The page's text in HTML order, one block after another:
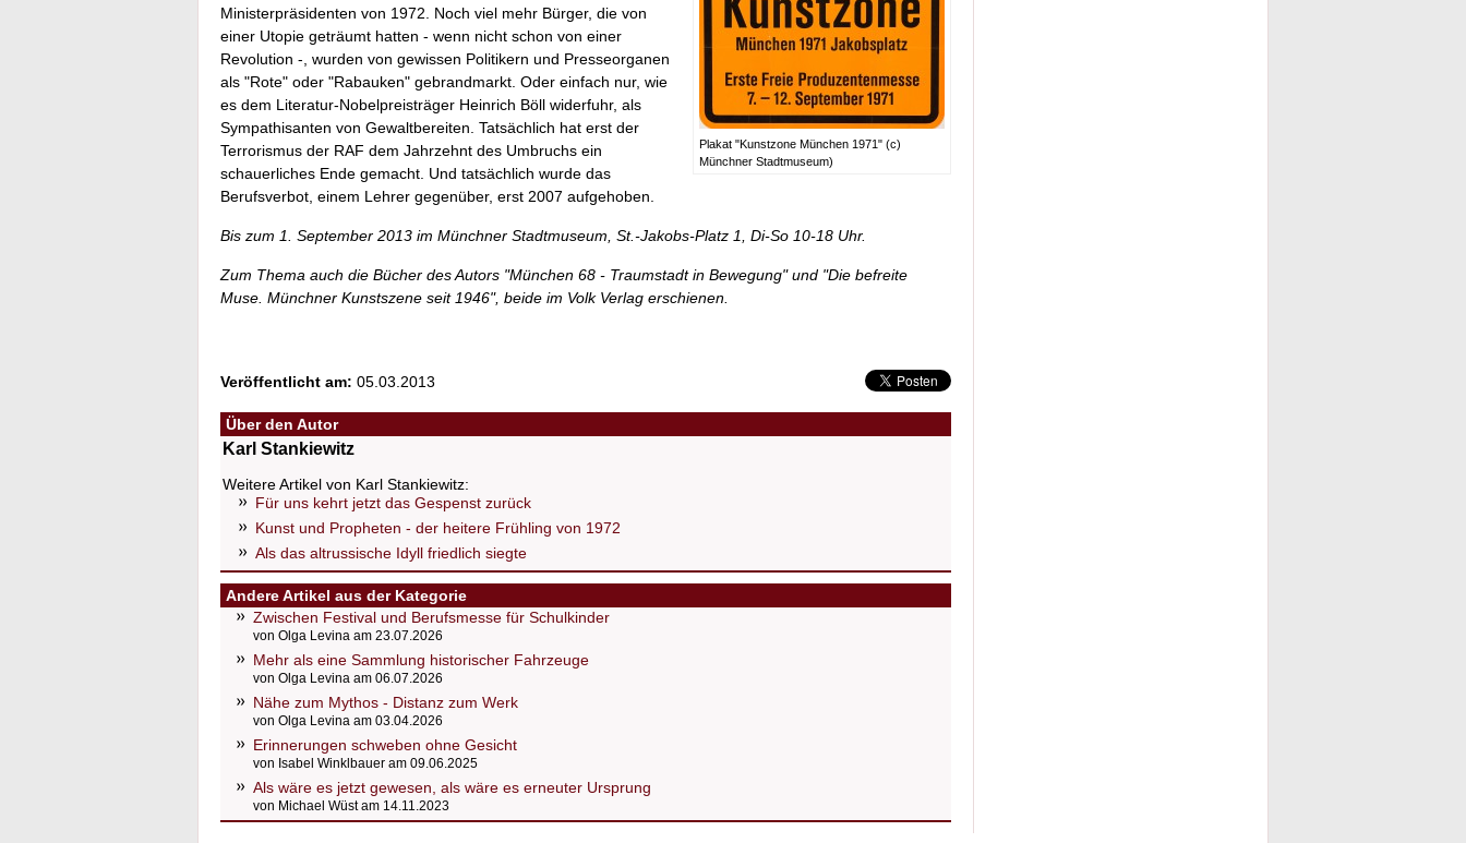
Plakat "Kunstzone München 1971" (c)
Münchner Stadtmuseum)
Ministerpräsidenten von 1972. Noch viel mehr Bürger, die von
einer Utopie geträumt hatten - wenn nicht schon von einer
Revolution -, wurden von gewissen Politikern und Presseorganen
als "Rote" oder "Rabauken" gebrandmarkt. Oder einfach nur, wie
es dem Literatur-Nobelpreisträger Heinrich Böll widerfuhr, als
Sympathisanten von Gewaltbereiten. Tatsächlich hat erst der
Terrorismus der RAF dem Jahrzehnt des Umbruchs ein
schauerliches Ende gemacht. Und tatsächlich wurde das
Berufsverbot, einem Lehrer gegenüber, erst 2007 aufgehoben.
Bis zum 1. September 2013 im Münchner Stadtmuseum, St.-Jakobs-Platz 1, Di-So 10-18 Uhr.
Zum Thema auch die Bücher des Autors "München 68 - Traumstadt in Bewegung" und "Die befreite
Muse. Münchner Kunstszene seit 1946", beide im Volk Verlag erschienen.
Veröffentlicht am: 05.03.2013
Über den Autor
Karl Stankiewitz
Weitere Artikel von Karl Stankiewitz:
Für uns kehrt jetzt das Gespenst zurück
Kunst und Propheten - der heitere Frühling von 1972
Als das altrussische Idyll friedlich siegte
Andere Artikel aus der Kategorie
Zwischen Festival und Berufsmesse für Schulkinder
von Olga Levina am 23.07.2026
Mehr als eine Sammlung historischer Fahrzeuge
von Olga Levina am 06.07.2026
Nähe zum Mythos - Distanz zum Werk
von Olga Levina am 03.04.2026
Erinnerungen schweben ohne Gesicht
von Isabel Winklbauer am 09.06.2025
Als wäre es jetzt gewesen, als wäre es erneuter Ursprung
von Michael Wüst am 14.11.2023